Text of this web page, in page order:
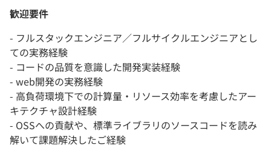
歓迎要件
- フルスタックエンジニア／フルサイクルエンジニアとし
ての実務経験
- コードの品質を意識した開発実装経験
- web開発の実務経験
- 高負荷環境下での計算量・リソース効率を考慮したアー
キテクチャ設計経験
- OSSへの貢献や、標準ライブラリのソースコードを読み
解いて課題解決したご経験